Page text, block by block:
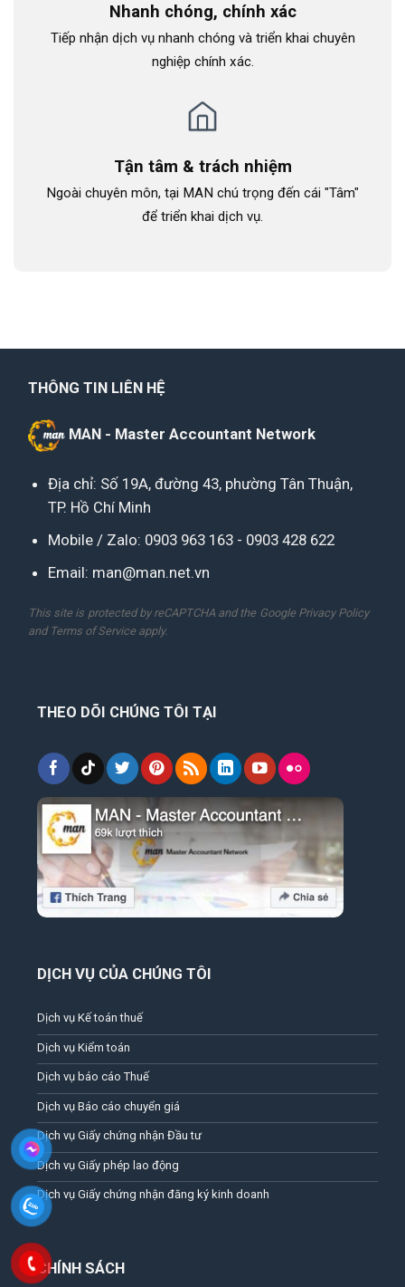
Nhanh chóng, chính xác
Tiếp nhận dịch vụ nhanh chóng và triển khai chuyên
nghiệp chính xác.
Tận tâm & trách nhiệm
Ngoài chuyên môn, tại MAN chú trọng đến cái "Tâm"
để triển khai dịch vụ.
THÔNG TIN LIÊN HỆ
MAN - Master Accountant Network
Địa chỉ: Số 19A, đường 43, phường Tân Thuận,
TP. Hồ Chí Minh
Mobile / Zalo: 0903 963 163- 0903 428 622
Email: man@man.net.vn
This site is protected by reCAPTCHA and the Google Privacy Policy
and Terms of Serviceapply.
THEO DÕI CHÚNG TÔI TẠI
DỊCH VỤ CỦA CHÚNG TÔI
Dịch vụ Kế toán thuế
Dịch vụ Kiểm toán
Dịch vụ báo cáo Thuế
Dịch vụ Báo cáo chuyển giá
Dịch vụ Giấy chứng nhận Đầu tư
Dịch vụ Giấy phép lao động
Dịch vụ Giấy chứng nhận đăng ký kinh doanh
CHÍNH SÁCH